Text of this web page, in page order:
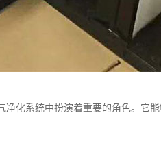
化系统中扮演着重要的角色。它